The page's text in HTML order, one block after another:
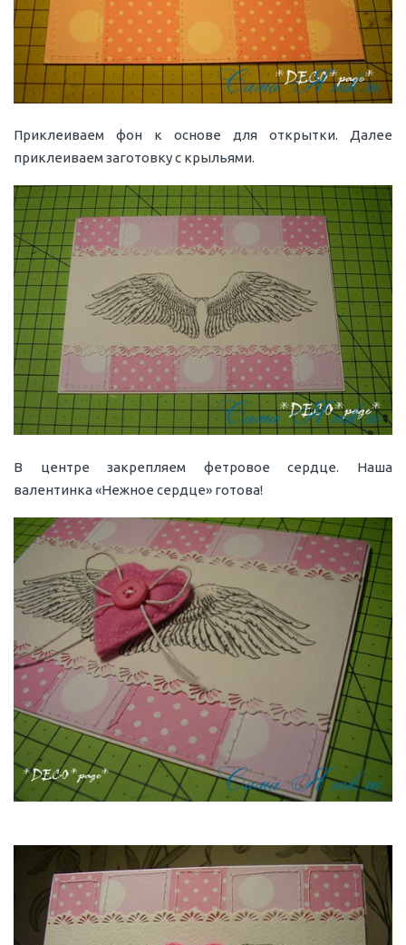
Приклеиваем фон к основе для открытки. Далее
приклеиваем заготовку с крыльями.
В центре закрепляем фетровое сердце. Наша
валентинка «Нежное сердце» готова!